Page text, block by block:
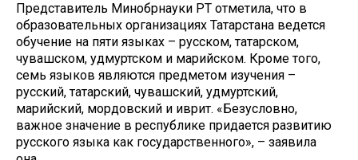
Представитель Минобрнауки РТ отметила, что в
образовательных организациях Татарстана ведется
обучение на пяти языках – русском, татарском,
чувашском, удмуртском и марийском. Кроме того,
семь языков являются предметом изучения –
русский, татарский, чувашский, удмуртский,
марийский, мордовский и иврит. «Безусловно,
важное значение в республике придается развитию
русского языка как государственного», – заявила